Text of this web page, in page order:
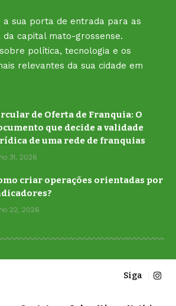
a sua porta de entrada para as
da capital mato-grossense.
política, tecnologia e os
relevantes da sua cidade em
de Oferta de Franquia: O
que decide a validade
de uma rede de franquias
31, 2026
criar operações orientadas por
22, 2026
Siga